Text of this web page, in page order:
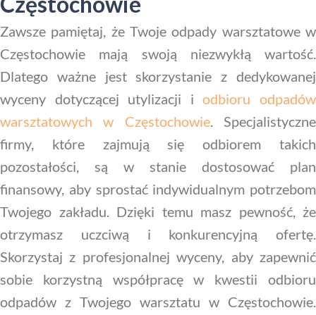
Zawsze pamiętaj, że Twoje odpady warsztatowe w
Częstochowie mają swoją niezwykłą wartość.
Dlatego ważne jest skorzystanie z dedykowanej
wyceny dotyczącej utylizacji iodbioru odpadów
warsztatowych w Częstochowie. Specjalistyczne
firmy, które zajmują się odbiorem takich
pozostałości, są w stanie dostosować plan
finansowy, aby sprostać indywidualnym potrzebom
Twojego zakładu. Dzięki temu masz pewność, że
otrzymasz uczciwą i konkurencyjną ofertę.
Skorzystaj z profesjonalnej wyceny, aby zapewnić
sobie korzystną współpracę w kwestii odbioru
odpadów z Twojego warsztatu w Częstochowie.